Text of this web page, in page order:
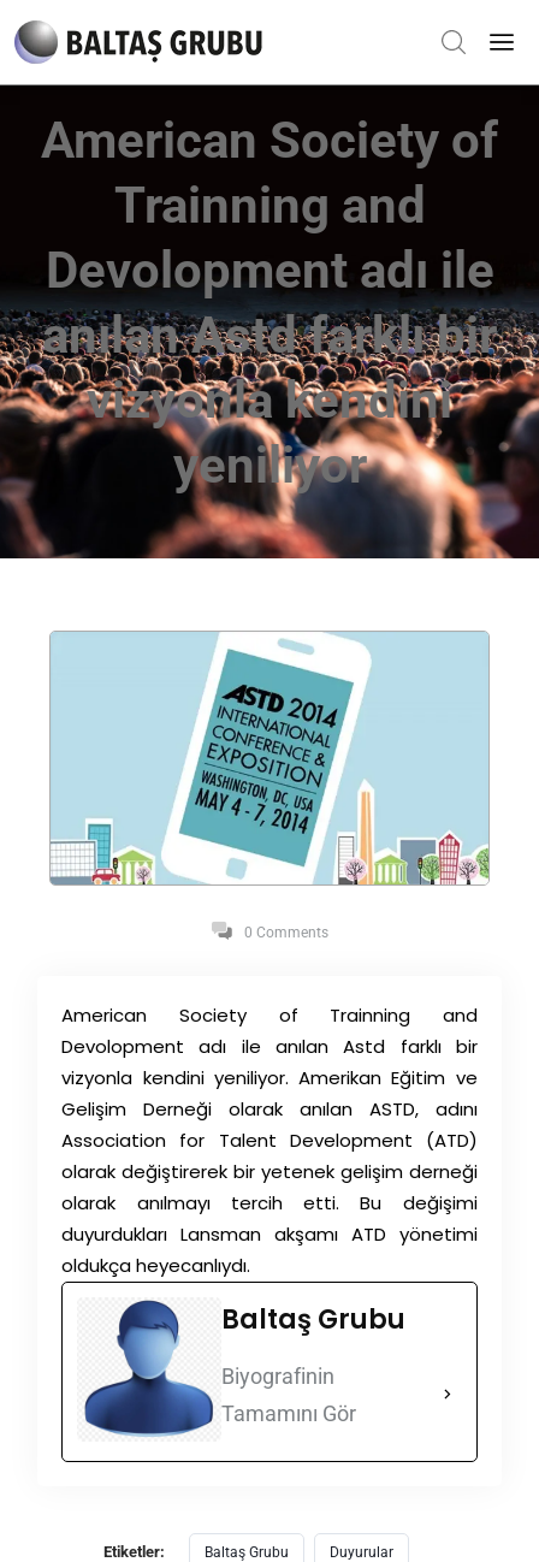
American Society of
Trainning and
Devolopment adı ile
anılan Astd farklı bir
vizyonla kendini
yeniliyor
0 Comments
American Society of Trainning and
Devolopment adı ile anılan Astd farklı bir
vizyonla kendini yeniliyor. Amerikan Eğitim ve
Gelişim Derneği olarak anılan ASTD, adını
Association for Talent Development (ATD)
olarak değiştirerek bir yetenek gelişim derneği
olarak anılmayı tercih etti. Bu değişimi
duyurdukları Lansman akşamı ATD yönetimi
oldukça heyecanlıydı.
Baltaş Grubu
Biyografinin
Tamamını Gör
Etiketler: Baltaş Grubu Duyurular